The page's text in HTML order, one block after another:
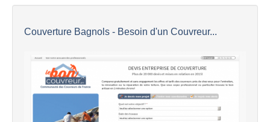
Couverture Bagnols - Besoin d'un Couvreur...